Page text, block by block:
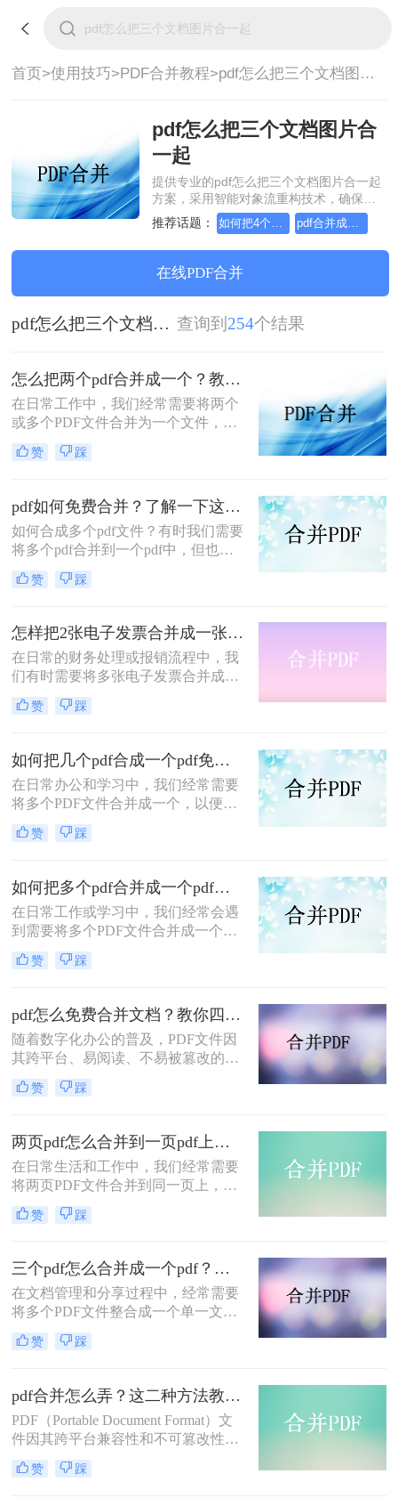
首页>使用技巧>PDF合并教程> pdf怎么把三个文档图片合一起
pdf怎么把三个文档图片合
一起
提供专业的pdf怎么把三个文档图片合一起
方案，采用智能对象流重构技术，确保文
档1:1高保真还原且排版不乱码。支持一键
批量处理，全链路 SSL 加密保障隐私安
全。助您快速实现pdf怎么把三个文档图片
合一起，无需安装，高效办公。
推荐话题：
在线PDF合并
pdf怎么把三个文档图片合一起 查询到 254个结果
怎么把两个pdf合并成一个？教你4种方法轻松完成合并！
在日常工作中，我们经常需要将两个
或多个PDF文件合并为一个文件，以
便于分享、查阅或归档。那么怎么把
两个PDF合并成一个呢？以下将详细
您轻松完成这项任务。
赞 踩
pdf如何免费合并？了解一下这三种合并方法！
如何合成多个pdf文件？有时我们需要
将多个pdf合并到一个pdf中，但也有
一些朋友不知道如何合并，下面就为
大家分享一下pdf如何免费合并的方
趣的朋友可以一起来了解下哦。
赞 踩
怎样把2张电子发票合并成一张？这三种合并方法学习一下!
在日常的财务处理或报销流程中，我
们有时需要将多张电子发票合并成一
张，以便于管理、存档或打印。那么
怎样把2张电子发票合并成一张呢？
成一张的方法，帮助你轻松应对这一
需求。
赞 踩
如何把几个pdf合成一个pdf免费？三种实用方法分享！
在日常办公和学习中，我们经常需要
将多个PDF文件合并成一个，以便于
查阅、分享或存档。然而，许多专业
的PDF编辑软件往往价格昂贵，对于
是，还有一些免费的方法可以帮助我
们实现PDF文件的合并。那么如何把
几个pdf合成一个pdf免费呢？下面将
介绍三种实用的免费方法，供您参
考。
赞 踩
如何把多个pdf合并成一个pdf？这四个方法能帮助大家！
在日常工作或学习中，我们经常会遇
到需要将多个PDF文件合并成一个的
情况，以便于整理、分享和阅读。那
么如何把多个pdf合并成一个pdf呢？
助您轻松实现PDF文件的合并。
赞 踩
pdf怎么免费合并文档？教你四个方法！
随着数字化办公的普及，PDF文件因
其跨平台、易阅读、不易被篡改的特
性，成为我们日常工作中不可或缺的
一部分。然而，当面对多个PDF文件
档呢？本文将为您介绍四种免费合并
PDF文档的方法，帮助您轻松解决这
一问题。
赞 踩
两页pdf怎么合并到一页pdf上？快来试试这两种方法吧！
​在日常生活和工作中，我们经常需要
将两页PDF文件合并到同一页上，以
便于查阅、分享或打印。这种需求常
见于需要将两个较小的PDF页面合并
内容的页面合并在一起方便浏览。那
么两页pdf怎么合并到一页pdf上呢？
下面，我将为您介绍两种常用的将两
页PDF合并到一页PDF上的方法。
赞 踩
三个pdf怎么合并成一个pdf？分享二种实用合并方法！
在文档管理和分享过程中，经常需要
将多个PDF文件整合成一个单一文
件，以便于存档、打印或提交给相关
部门。那么三个pdf怎么合并成一个
一任务，本文将详细介绍两种不同的
PDF合并方法。
赞 踩
pdf合并怎么弄？这二种方法教你轻松合并！
PDF（Portable Document Format）文
件因其跨平台兼容性和不可篡改性而
广泛应用于各种场合。然而，有时我
们需要将多个PDF文件合并为一个，
赞 踩